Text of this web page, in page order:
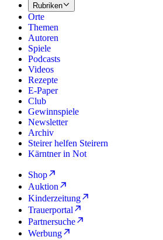
Rubriken
Orte
Themen
Autoren
Spiele
Podcasts
Videos
Rezepte
E-Paper
Club
Gewinnspiele
Newsletter
Archiv
Steirer helfen Steirern
Kärntner in Not
Shop
Auktion
Kinderzeitung
Trauerportal
Partnersuche
Werbung